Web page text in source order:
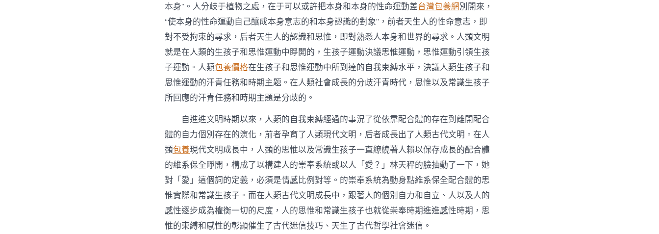
本身”。人分歧于植物之處，在于可以或許把本身和本身的性命運動差台灣包養網別開來，
“使本身的性命運動自己釀成本身意志的和本身認識的對象”，前者天生人的性命意志，即
對不受拘束的尋求，后者天生人的認識和思惟，即對熟悉人本身和世界的尋求。人類文明
就是在人類的生孩子和思惟運動中睜開的，生孩子運動決議思惟運動，思惟運動引領生孩
子運動。人類包養價格在生孩子和思惟運動中所到達的自我束縛水平，決議人類生孩子和
思惟運動的汗青任務和時期主題。在人類社會成長的分歧汗青時代，思惟以及常識生孩子
所回應的汗青任務和時期主題是分歧的。
自進進文明時期以來，人類的自我束縛經過的事況了從依靠配合體的存在到離開配合
體的自力個別存在的演化，前者孕育了人類現代文明，后者成長出了人類古代文明。在人
類包養現代文明成長中，人類的思惟以及常識生孩子一直繚繞著人賴以保存成長的配合體
的維系保全睜開，構成了以構建人的崇奉系統或以人「愛？」林天秤的臉抽動了一下，她
對「愛」這個詞的定義，必須是情感比例對等。的崇奉系統為動身點維系保全配合體的思
惟實際和常識生孩子。而在人類古代文明成長中，跟著人的個別自力和自立、人以及人的
感性逐步成為權衡一切的尺度，人的思惟和常識生孩子也就從崇奉時期進進感性時期，思
惟的束縛和感性的彰顯催生了古代迷信技巧、天生了古代哲學社會迷信。